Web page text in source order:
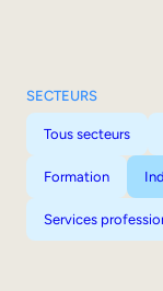
SECTEURS
Tous secteurs
Formation
Services